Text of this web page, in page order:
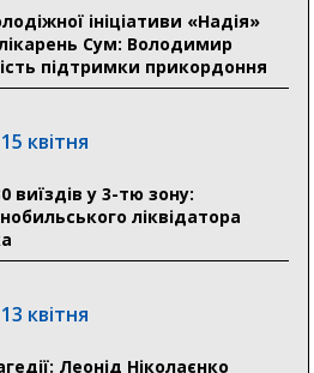
31 липня
Пенсійний фонд
допомогу на зиму
пояснили, що робити
ініціативи «Надія»
Сум: Володимир
підтримки прикордоння
15 квітня
виїздів у 3-тю зону:
ліквідатора
13 квітня
Леонід Ніколаєнко